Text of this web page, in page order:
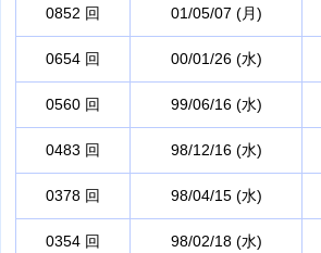
0852 回 01/05/07 (月)
0654 回 00/01/26 (水)
0560 回 99/06/16 (水)
0483 回 98/12/16 (水)
0378 回 98/04/15 (水)
0354 回 98/02/18 (水)